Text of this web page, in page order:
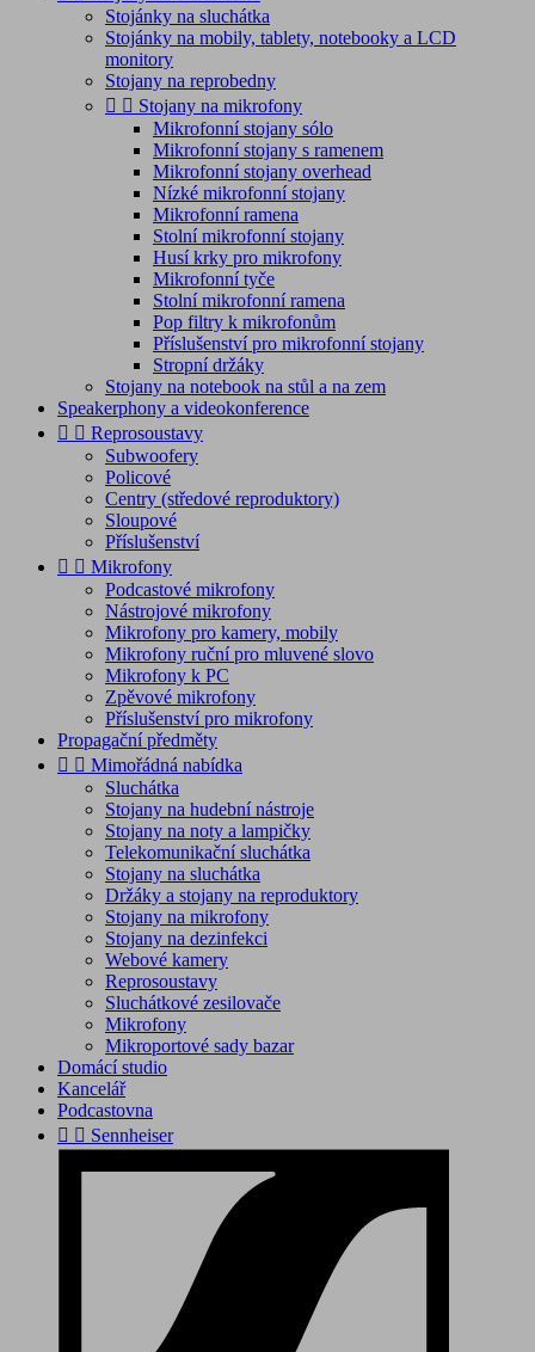
Stojánky na sluchátka
Stojánky na mobily, tablety, notebooky a LCD
monitory
Stojany na reprobedny
  Stojany na mikrofony
Mikrofonní stojany sólo
Mikrofonní stojany s ramenem
Mikrofonní stojany overhead
Nízké mikrofonní stojany
Mikrofonní ramena
Stolní mikrofonní stojany
Husí krky pro mikrofony
Mikrofonní tyče
Stolní mikrofonní ramena
Pop filtry k mikrofonům
Příslušenství pro mikrofonní stojany
Stropní držáky
Stojany na notebook na stůl a na zem
Speakerphony a videokonference
  Reprosoustavy
Subwoofery
Policové
Centry (středové reproduktory)
Sloupové
Příslušenství
  Mikrofony
Podcastové mikrofony
Nástrojové mikrofony
Mikrofony pro kamery, mobily
Mikrofony ruční pro mluvené slovo
Mikrofony k PC
Zpěvové mikrofony
Příslušenství pro mikrofony
Propagační předměty
  Mimořádná nabídka
Sluchátka
Stojany na hudební nástroje
Stojany na noty a lampičky
Telekomunikační sluchátka
Stojany na sluchátka
Držáky a stojany na reproduktory
Stojany na mikrofony
Stojany na dezinfekci
Webové kamery
Reprosoustavy
Sluchátkové zesilovače
Mikrofony
Mikroportové sady bazar
Domácí studio
Kancelář
Podcastovna
  Sennheiser